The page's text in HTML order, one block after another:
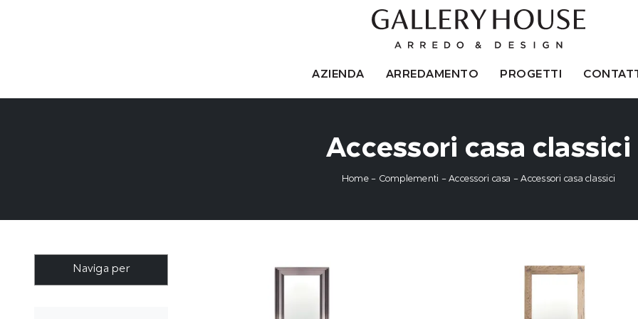
AZIENDA ARREDAMENTO PROGETTI
Accessori casa classici
Home- Complementi -Accessori casa -Accessori casa classici
Naviga per